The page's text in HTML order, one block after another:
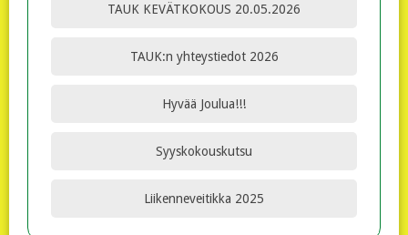
TAUK KEVÄTKOKOUS 20.05.2026
TAUK:n yhteystiedot 2026
Hyvää Joulua!!!
Syyskokouskutsu
Liikenneveitikka 2025